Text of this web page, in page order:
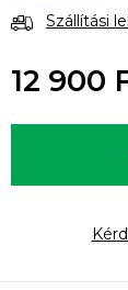
Szállítási
12 900